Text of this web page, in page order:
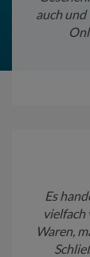
auch
Es
vielfach
Waren,